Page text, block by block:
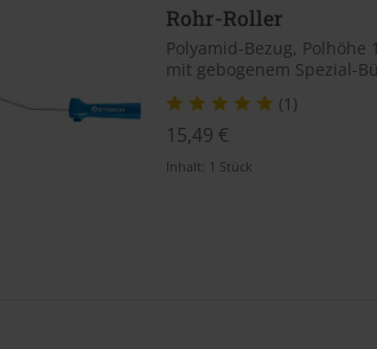
Rohr-Roller
Polyamid-Bezug, Polhöhe
mit gebogenem Spezial-
(1)
15,49 €
Inhalt: 1 Stück